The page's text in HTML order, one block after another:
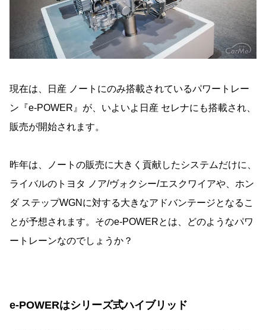
現在は、日産 ノートにのみ搭載されているパワートレー
ン『e-POWER』が、いよいよ日産 セレナにも搭載され、
販売が開始されます。
昨年は、ノートの販売に大きく貢献したシステムだけに、
ライバルのトヨタ ノア/ヴォクシー/エスクワイアや、ホン
ダ ステップWGNに対する大きなアドバンテージとなるこ
とが予想されます。そのe-POWERとは、どのようなパワ
ートレーンなのでしょうか？
e-POWERはシリーズ式ハイブリッド